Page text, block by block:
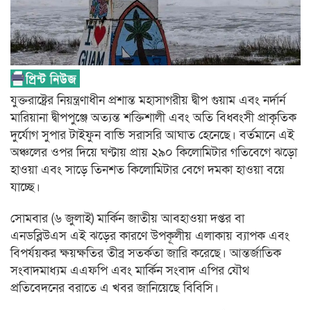
যুক্তরাষ্ট্রের নিয়ন্ত্রণাধীন প্রশান্ত মহাসাগরীয় দ্বীপ গুয়াম এবং নর্দার্ন
মারিয়ানা দ্বীপপুঞ্জে অত্যন্ত শক্তিশালী এবং অতি বিধ্বংসী প্রাকৃতিক
দুর্যোগ সুপার টাইফুন বাভি সরাসরি আঘাত হেনেছে। বর্তমানে এই
অঞ্চলের ওপর দিয়ে ঘণ্টায় প্রায় ২৯০ কিলোমিটার গতিবেগে ঝড়ো
হাওয়া এবং সাড়ে তিনশত কিলোমিটার বেগে দমকা হাওয়া বয়ে
যাচ্ছে।
সোমবার (৬ জুলাই) মার্কিন জাতীয় আবহাওয়া দপ্তর বা
এনডব্লিউএস এই ঝড়ের কারণে উপকূলীয় এলাকায় ব্যাপক এবং
বিপর্যয়কর ক্ষয়ক্ষতির তীব্র সতর্কতা জারি করেছে। আন্তর্জাতিক
সংবাদমাধ্যম এএফপি এবং মার্কিন সংবাদ এপির যৌথ
প্রতিবেদনের বরাতে এ খবর জানিয়েছে বিবিসি।